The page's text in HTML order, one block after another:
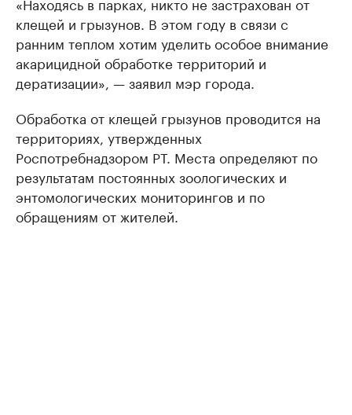
клещей и грызунов. В этом году в связи с
ранним теплом хотим уделить особое внимание
акарицидной обработке территорий и
дератизации», — заявил мэр города.
Обработка от клещей грызунов проводится на
территориях, утвержденных
Роспотребнадзором РТ. Места определяют по
результатам постоянных зоологических и
энтомологических мониторингов и по
обращениям от жителей.